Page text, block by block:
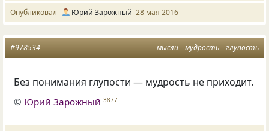
Опубликовал Юрий Зарожный 28 мая 2016
мысли мудрость глупость
#978534
Без понимания глупости — мудрость не приходит.
© Юрий Зарожный 3877